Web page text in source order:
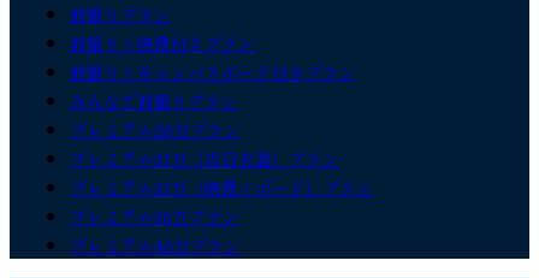
前撮りプラン
前撮り＋映像付きプラン
前撮り＋キャンバスボード付きプラン
みんなで前撮りプラン
プレミアム26万プラン
プレミアム31万（当日衣装）プラン
プレミアム31万（映像＋ボード）プラン
プレミアム36万プラン
プレミアム46万プラン